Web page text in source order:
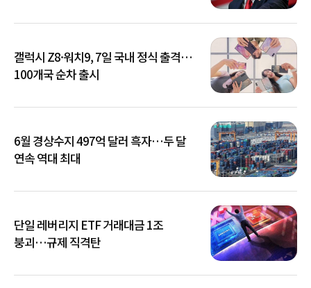
갤럭시 Z8·워치9, 7일 국내 정식 출격…
100개국 순차 출시
6월 경상수지 497억 달러 흑자…두 달
연속 역대 최대
단일 레버리지 ETF 거래대금 1조
붕괴…규제 직격탄